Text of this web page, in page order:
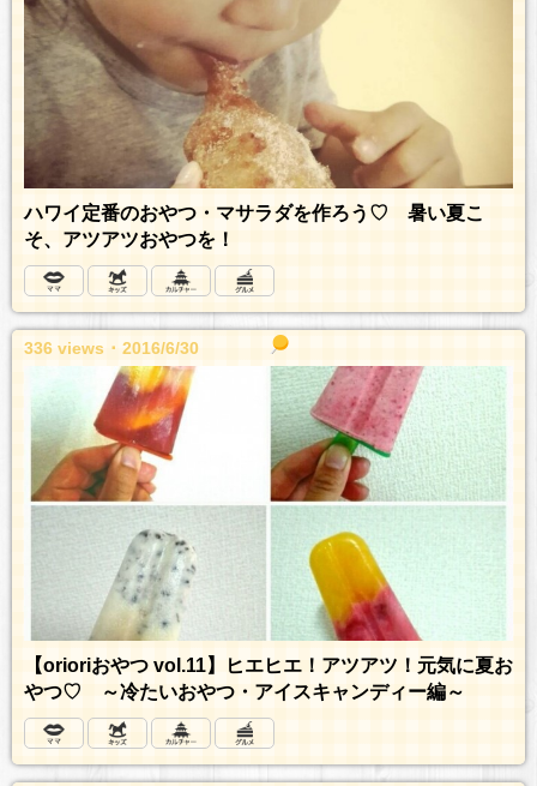
ハワイ定番のおやつ・マサラダを作ろう♡ 暑い夏こ
そ、アツアツおやつを！
336 views ･ 2016/6/30
【orioriおやつ vol.11】ヒエヒエ！アツアツ！元気に夏お
やつ♡ ～冷たいおやつ・アイスキャンディー編～